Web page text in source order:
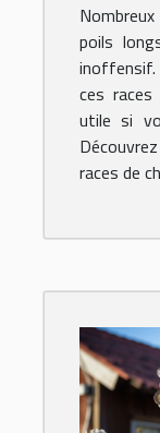
poils
ces
utile si
races de